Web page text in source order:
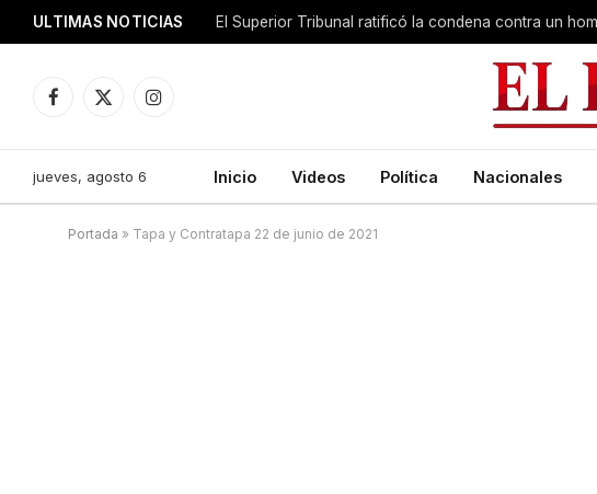
ULTIMAS NOTICIAS El Superior Tribunal ratificó la condena contra un
Facebook
X
Instagram
jueves, agosto 6 Inicio Videos Política Nacionales
Portada » Tapa y Contratapa 22 de junio de 2021